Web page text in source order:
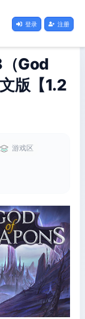
登录 注册
（God
版【1.2
游戏区